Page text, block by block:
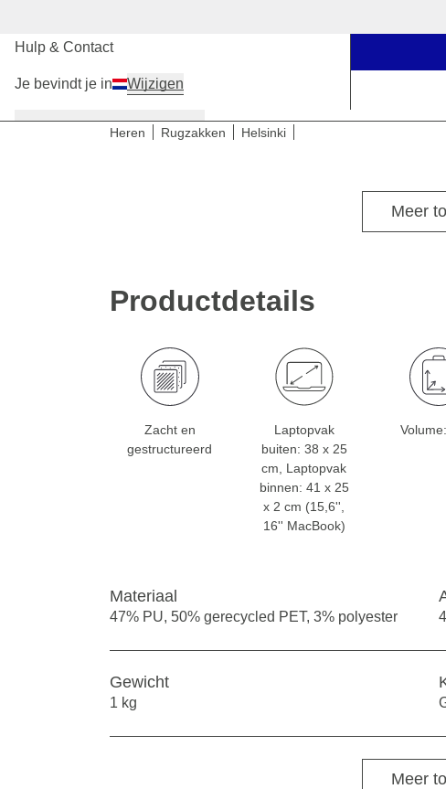
Heren Kinderen
Hulp & Contact
Je bevindt je in Wijzigen
Heren Rugzakken Helsinki
Meer
Productdetails
Zacht en
gestructureerd
Laptopvak
buiten: 38 x 25
cm, Laptopvak
binnen: 41 x 25
x 2 cm (15,6'',
16'' MacBook)
Materiaal
47% PU, 50% gerecycled PET, 3% polyester
Gewicht
1 kg
Meer